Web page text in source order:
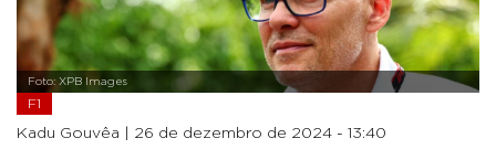
Foto: XPB Images
F1
Kadu Gouvêa | 26 de dezembro de 2024 - 13:40